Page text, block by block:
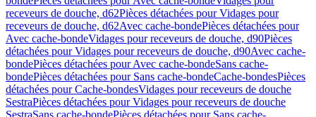
receveurs de douche, d62Pièces détachées pour Vidages pour
receveurs de douche, d62Avec cache-bondePièces détachées pour
Avec cache-bondeVidages pour receveurs de douche, d90Pièces
détachées pour Vidages pour receveurs de douche, d90Avec cache-
bondePièces détachées pour Avec cache-bondeSans cache-
bondePièces détachées pour Sans cache-bondeCache-bondesPièces
détachées pour Cache-bondesVidages pour receveurs de douche
SestraPièces détachées pour Vidages pour receveurs de douche
SestraSans cache-bondePièces détachées pour Sans cache-